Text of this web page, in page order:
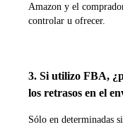
Amazon y el
controlar u ofrecer.
3. Si utilizo FBA,
los retrasos en el
Sólo en determinadas